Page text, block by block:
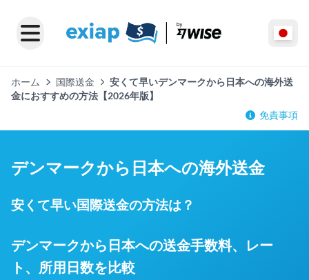
ホーム 国際送金
安くて早いデンマークから日本への海外送
金におすすめの方法【2026年版】
免責事項
デンマークから日本への海外送金
安くて早い国際送金の方法は？
デンマークから日本への送金手数料、レー
ト、所用日数を比較